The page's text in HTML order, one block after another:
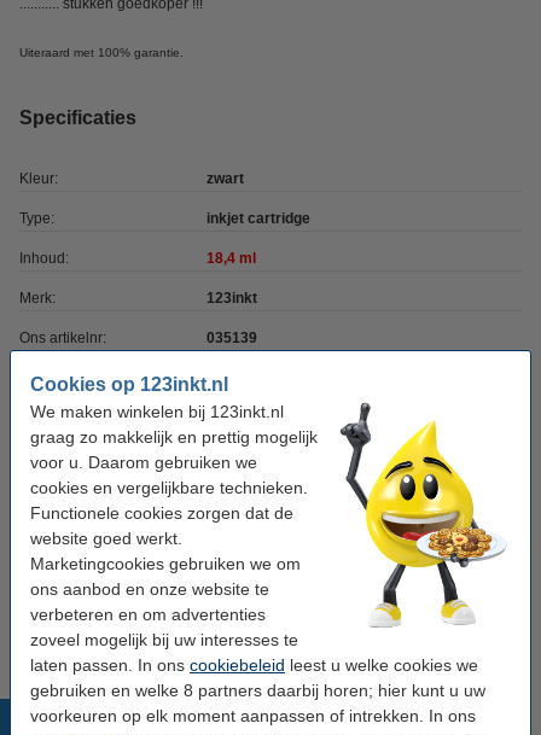
Cookies op 123inkt.nl
We maken winkelen bij 123inkt.nl
graag zo makkelijk en prettig mogelijk
voor u. Daarom gebruiken we
cookies en vergelijkbare technieken.
Functionele cookies zorgen dat de
website goed werkt.
Marketingcookies gebruiken we om
ons aanbod en onze website te
verbeteren en om advertenties
zoveel mogelijk bij uw interesses te
laten passen. In ons cookiebeleid leest u welke cookies we
gebruiken en welke 8 partners daarbij horen; hier kunt u uw
voorkeuren op elk moment aanpassen of intrekken. In ons
........... stukken goedkoper !!!
Uiteraard met 100% garantie.
Specificaties
Kleur: zwart
Type: inkjet cartridge
Inhoud: 18,4 ml
Merk: 123inkt
Ons artikelnr: 035139
Nummer: 3952363
Kleur meebestellen
Kodak 30XL inktcartridge kleur hoge capaciteit
(123inkt huismerk)
Wij adviseren u om deze cartridge i.p.v. de originele cartridge te
nemen.
Populaire producten